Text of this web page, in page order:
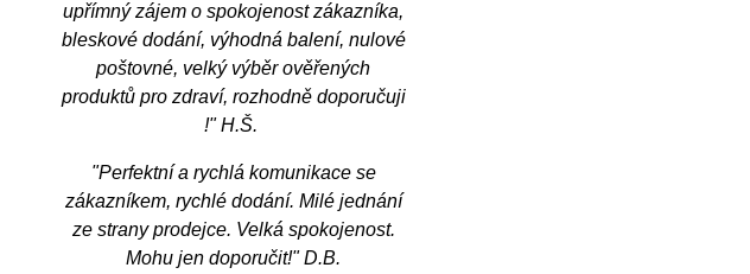
upřímný zájem o spokojenost zákazníka,
bleskové dodání, výhodná balení, nulové
poštovné, velký výběr ověřených
produktů pro zdraví, rozhodně doporučuji
!" H.Š.
"Perfektní a rychlá komunikace se
zákazníkem, rychlé dodání. Milé jednání
ze strany prodejce. Velká spokojenost.
Mohu jen doporučit!" D.B.